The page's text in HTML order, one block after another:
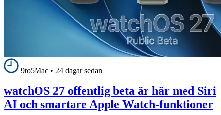
9to5Mac • 24 dagar sedan
watchOS 27 offentlig beta är här med Siri
AI och smartare Apple Watch-funktioner